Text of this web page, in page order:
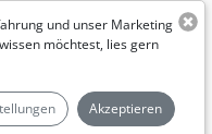
und unser Marketing
möchtest, lies gern
Akzeptieren